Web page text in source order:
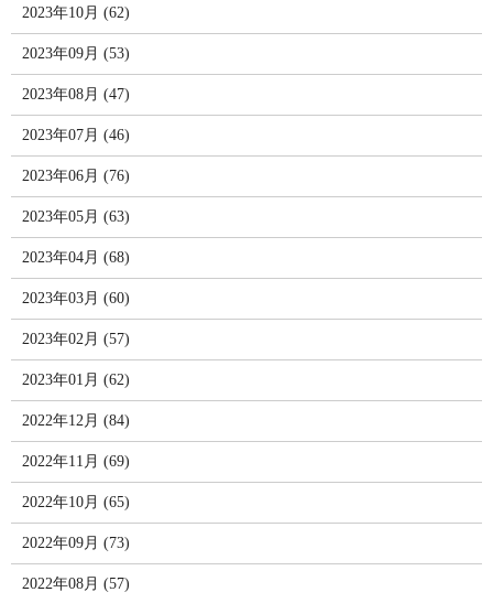
2023年10月 (62)
2023年09月 (53)
2023年08月 (47)
2023年07月 (46)
2023年06月 (76)
2023年05月 (63)
2023年04月 (68)
2023年03月 (60)
2023年02月 (57)
2023年01月 (62)
2022年12月 (84)
2022年11月 (69)
2022年10月 (65)
2022年09月 (73)
2022年08月 (57)